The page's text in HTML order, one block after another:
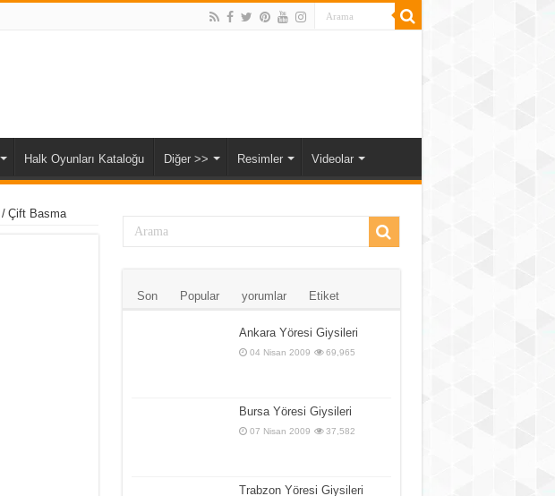
Halk Oyunları Kataloğu Diğer >> Resimler Videolar
/ Çift Basma
Son Popular yorumlar Etiket
Ankara Yöresi Giysileri
04 Nisan 2009 69,965
Bursa Yöresi Giysileri
07 Nisan 2009 37,582
Trabzon Yöresi Giysileri